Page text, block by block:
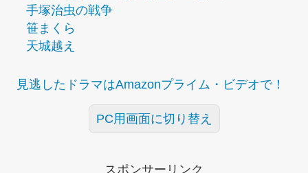
手塚治虫の戦争
笹まくら
天城越え
見逃したドラマはAmazonプライム・ビデオで！
PC用画面に切り替え
スポンサーリンク